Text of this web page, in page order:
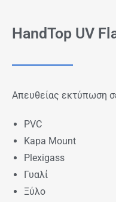
HandTop UV
Απευθείας εκτύπωση
PVC
Kapa Mount
Plexigass
Γυαλί
Ξύλο